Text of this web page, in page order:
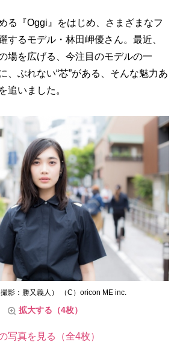
る『Oggi』をはじめ、さまざまなフ
するモデル・林田岬優さん。最近、
場を広げる、今注目のモデルの一
、ぶれない“芯”がある、そんな魅力あ
追いました。
影：勝又義人） （C）oricon ME inc.
拡大する（4枚）
写真を見る（全4枚）